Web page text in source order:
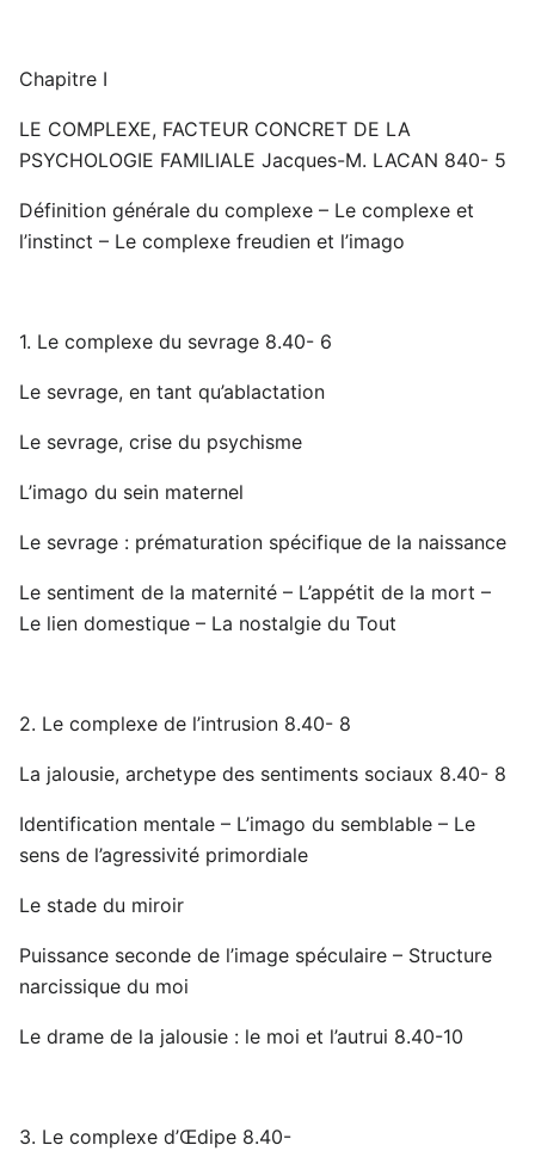
Chapitre I
LE COMPLEXE, FACTEUR CONCRET DE LA
PSYCHOLOGIE FAMILIALE Jacques-M. LACAN 840- 5
Définition générale du complexe – Le complexe et
l’instinct – Le complexe freudien et l’imago
1. Le complexe du sevrage 8.40- 6
Le sevrage, en tant qu’ablactation
Le sevrage, crise du psychisme
L’imago du sein maternel
Le sevrage : prématuration spécifique de la naissance
Le sentiment de la maternité – L’appétit de la mort –
Le lien domestique – La nostalgie du Tout
2. Le complexe de l’intrusion 8.40- 8
La jalousie, archetype des sentiments sociaux 8.40- 8
Identification mentale – L’imago du semblable – Le
sens de l’agressivité primordiale
Le stade du miroir
Puissance seconde de l’image spéculaire – Structure
narcissique du moi
Le drame de la jalousie : le moi et l’autrui 8.40-10
3. Le complexe d’Œdipe 8.40-